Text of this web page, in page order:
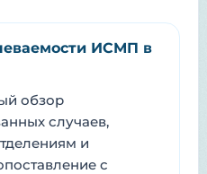
ИСМП в
обзор
случаев,
и
с